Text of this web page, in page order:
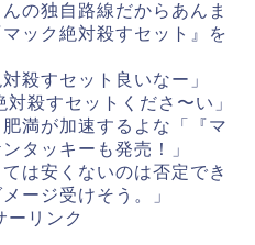
の独自路線だからあんま
ック絶対殺すセット』を
殺すセット良いなー」
対殺すセットくださ〜い」
満が加速するよな「『マ
タッキーも発売！」
は安くないのは否定でき
ージ受けそう。」
ーリンク